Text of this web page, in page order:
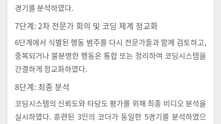
경기를 분석하였다.
7단계: 2차 전문가 회의 및 코딩 체계 정교화
6단계에서 식별된 행동 범주를 다시 전문가들과 함께 검토하고,
중복되거나 불분명한 행동은 통합 또는 정리하여 코딩시스템을
간결하게 정교화하였다.
8단계: 최종 분석
코딩시스템의 신뢰도와 타당도 평가를 위해 최종 비디오 분석을
실시하였다. 훈련된 3인의 코더가 동일한 5경기를 분석하였으